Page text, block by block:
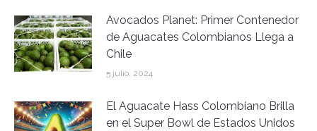
Avocados Planet: Primer Contenedor
de Aguacates Colombianos Llega a
Chile
5 julio, 2024
El Aguacate Hass Colombiano Brilla
en el Super Bowl de Estados Unidos